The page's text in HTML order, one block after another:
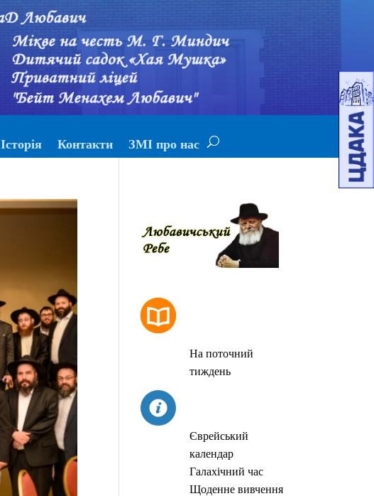
Історія Контакти ЗМІ про нас
На поточний
тиждень
Єврейський
календар
Галахічний час
Щоденне вивчення